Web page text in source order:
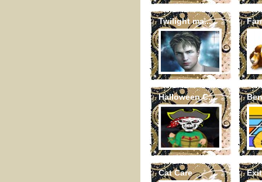
Twilight ma...
Halloween C...
Cat Care